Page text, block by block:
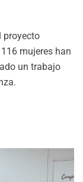
proyecto
mujeres han
un trabajo